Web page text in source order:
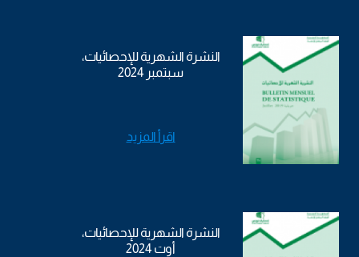
النشرة الشهرية للإحصائيات،
سبتمبر 2024
اقرأ المزيد
النشرة الشهرية للإحصائيات،
أوت 2024